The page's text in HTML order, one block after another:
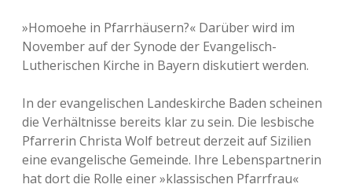
»Homoehe in Pfarrhäusern?« Darüber wird im
November auf der Synode der Evangelisch-
Lutherischen Kirche in Bayern diskutiert werden.
In der evangelischen Landeskirche Baden scheinen
die Verhältnisse bereits klar zu sein. Die lesbische
Pfarrerin Christa Wolf betreut derzeit auf Sizilien
eine evangelische Gemeinde. Ihre Lebenspartnerin
hat dort die Rolle einer »klassischen Pfarrfrau«